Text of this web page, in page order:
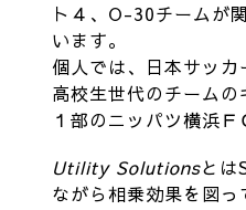
ト４、O-30チームが
います。
個人では、日本サッカ
高校生世代のチーム
１部のニッパツ横浜Ｆ
Utility Solutionsとは
ながら相乗効果を図っ